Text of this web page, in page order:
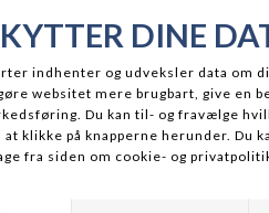
BESKRIVELSE
Denne T-shirt er et bæredygtigt
nye råmaterialer ved at
Fremstillet i en Fair Trade